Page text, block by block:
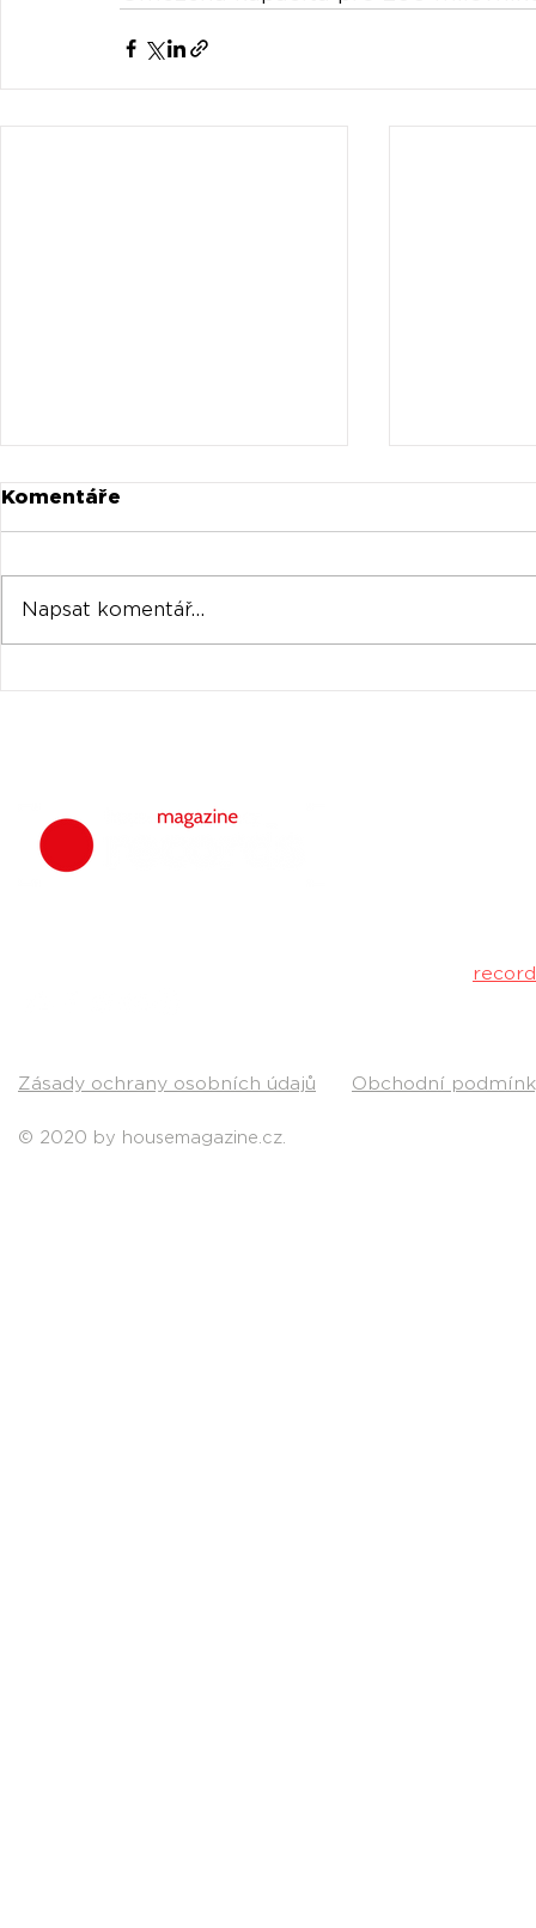
Komentáře
Napsat komentář...
Zásady ochrany osobních údajů
© 2020 by housemagazine.cz.
Obchodní